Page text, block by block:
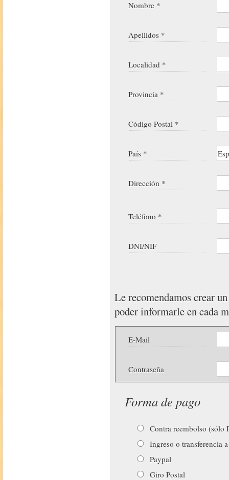
Nombre *
Apellidos *
Localidad *
Provincia *
Código Postal *
País *
Dirección *
Teléfono *
DNI/NIF
Le recomendamos crear
poder informarle en cada
E-Mail
Contraseña
Forma de pago
Contra reembolso (sólo
Ingreso o transferencia
Paypal
Giro Postal